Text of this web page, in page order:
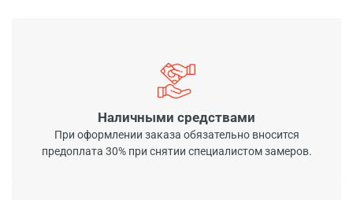
Наличными средствами
При оформлении заказа обязательно вносится
предоплата 30% при снятии специалистом замеров.